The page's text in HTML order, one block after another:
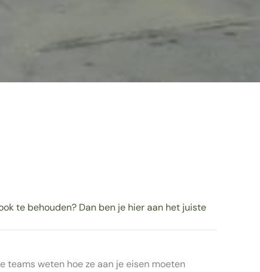
te behouden? Dan ben je hier aan het juiste
teams weten hoe ze aan je eisen moeten